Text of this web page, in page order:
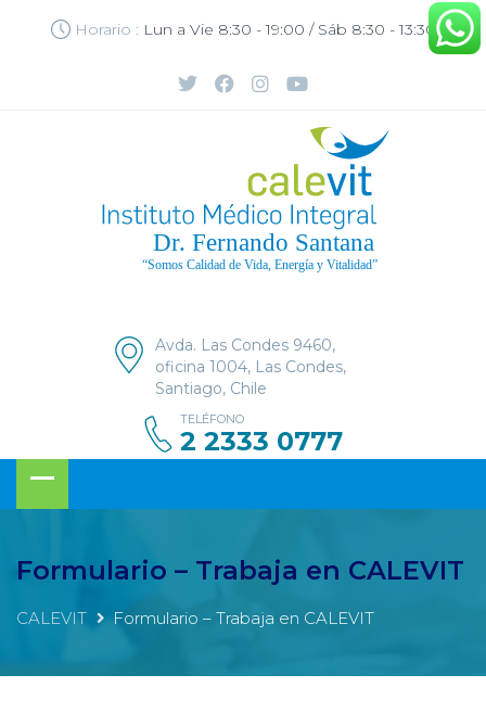
Horario : Lun a Vie 8:30 - 19:00 / Sáb 8:30 - 13:30
Avda. Las Condes 9460,
oficina 1004, Las Condes,
Santiago, Chile
TELÉFONO
2 2333 0777
Formulario – Trabaja en CALEVIT
CALEVIT Formulario – Trabaja en CALEVIT